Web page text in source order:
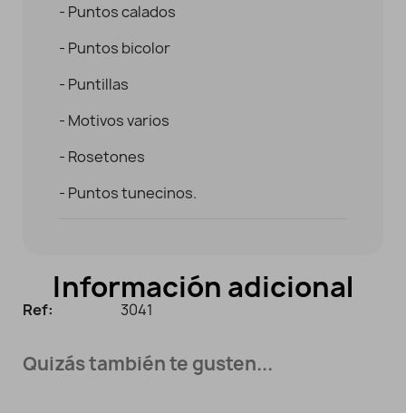
- Puntos calados
- Puntos bicolor
- Puntillas
- Motivos varios
- Rosetones
- Puntos tunecinos.
Información adicional
Ref: 3041
Quizás también te gusten...